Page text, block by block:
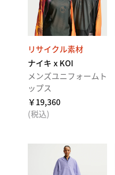
リサイクル素材
ナイキ x KOI
メンズユニフォームト
ップス
￥19,360
(税込)